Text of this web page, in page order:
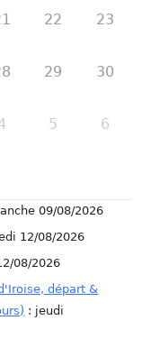
22 23
29 30
5 6
09/08/2026
12/08/2026
08/2026
départ &
: jeudi